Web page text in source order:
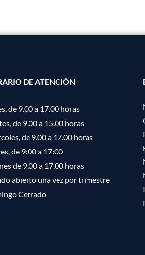
DE ATENCIÓN
de 9.00 a 17.00 horas
de 9.00 a 15.00 horas
de 9.00 a 17.00 horas
de 9:00 a 17:00
de 9.00 a 17.00 horas
abierto una vez por trimestre
Cerrado